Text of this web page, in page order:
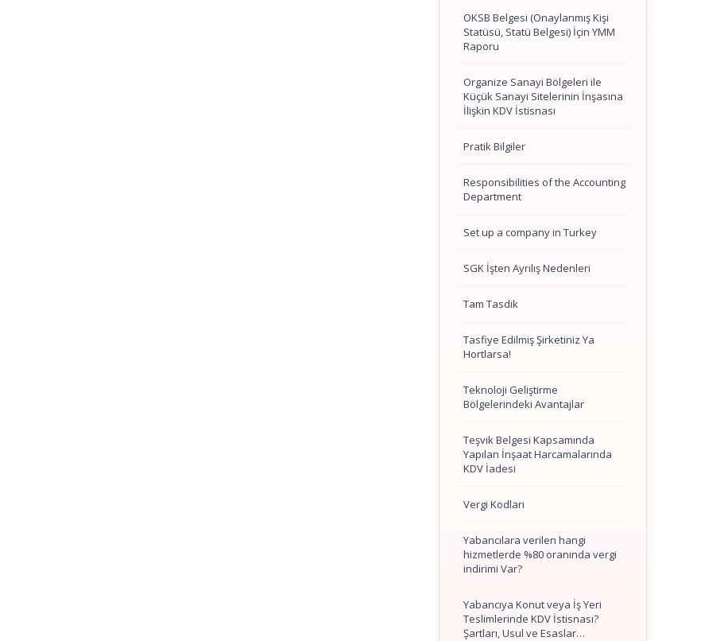
OKSB Belgesi (Onaylanmış Kişi
Statüsü, Statü Belgesi) İçin YMM
Raporu
Organize Sanayi Bölgeleri ile
Küçük Sanayi Sitelerinin İnşasına
İlişkin KDV İstisnası
Pratik Bilgiler
Responsibilities of the Accounting
Department
Set up a company in Turkey
SGK İşten Ayrılış Nedenleri
Tam Tasdik
Tasfiye Edilmiş Şirketiniz Ya
Hortlarsa!
Teknoloji Geliştirme
Bölgelerindeki Avantajlar
Teşvik Belgesi Kapsamında
Yapılan İnşaat Harcamalarında
KDV İadesi
Vergi Kodları
Yabancılara verilen hangi
hizmetlerde %80 oranında vergi
indirimi Var?
Yabancıya Konut veya İş Yeri
Teslimlerinde KDV İstisnası?
Şartları, Usul ve Esaslar…